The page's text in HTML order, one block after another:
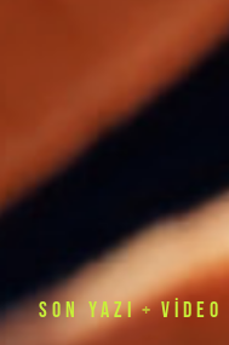
SON YAZI + VIDEO